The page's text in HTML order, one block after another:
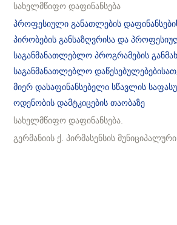
სახელმწიფო დაფინანსება
პროფესიული განათლების
პირობების განსაზღვრისა და
საგანმანათლებლო პროგრამების
საგანმანათლებლო
მიერ დასაფინანსებელი სწავლის
ოდენობის დამტკიცების თაობაზე
სახელმწიფო დაფინანსება.
გერმანიის ქ. პირმასენსის მუნიციპალური